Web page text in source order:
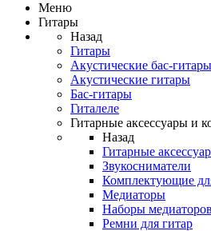
Меню
Гитары
Назад
Гитары
Акустические бас-гитары
Акустические гитары
Бас-гитары
Гиталеле
Гитарные аксессуары и
Назад
Гитарные
Звукосниматели
Комплектующие
Медиаторы
Наборы медиаторов
Ремни для гитар